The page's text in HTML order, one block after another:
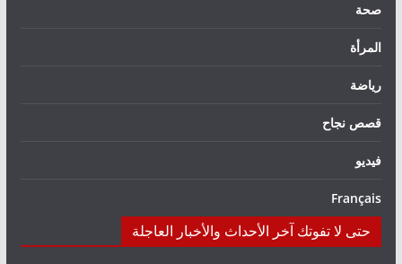
صحة
المرأة
رياضة
قصص نجاح
فيديو
Français
حتى لا تفوتك آخر الأحداث والأخبار العاجلة